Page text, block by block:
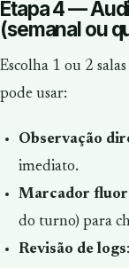
Etapa 4 —
(semanal ou
Escolha 1 ou 2
pode usar:
Observação
imediato.
Marcador
do turno) para
Revisão de logs